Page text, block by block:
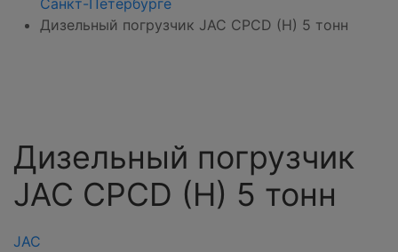
Дизельный погрузчик JAC CPCD (H) 5 тонн
Дизельный погрузчик
JAC CPCD (H) 5 тонн
JAC